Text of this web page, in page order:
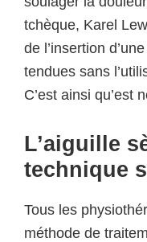
tchèque, Karel
de l’insertion
tendues sans
C’est ainsi qu’est
L’aiguille
technique
Tous les
méthode de